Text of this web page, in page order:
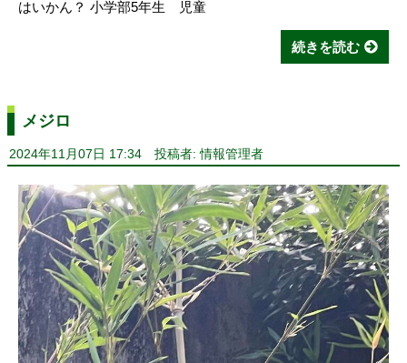
はいかん？ 小学部5年生 児童
続きを読む
メジロ
2024年11月07日 17:34 投稿者: 情報管理者